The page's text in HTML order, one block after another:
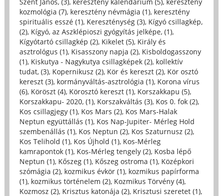
kozmológia (7), keresztény névmágia (1), keresztény
spirituális esszé (1), Kereszténység (3), Kígyó csillagkép,
(2), Kígyó, az Aszklépioszi gyógyítás jelképe, (1),
Kígyótartó csillagkép (2), Kikelet (5), Király és
asztrológus (1), Kisasszony napja (2), Kisboldogasszony
(1), Kiskutya - Nagykutya csillagképek (2), kollektív
tudat, (3), Kopernikusz (2), Kör és kereszt (2), Kör osztó
kereszt (3), kormányváltás-asztrológia (1), Korona vírus
(6), Köröszt (4), Körosztó kereszt (1), Korszakkapu (5),
Korszakkapu- 2020, (1), Korszakváltás (3), Kos 0. fok (2),
Kos csillagjegy (1), Kos Mars (2), Kos Mars-Halak
Neptun együttállás (1), Kos Nap-Jupiter- Mérleg Hold
szembenállás (1), Kos Neptun (2), Kos Szaturnusz (2),
Kos Telihold (1), Kos Újhold (1), Kos-Mérleg
kamrapontok (1), Kos-Mérleg tengely (2), Kosba lépő
Neptun (1), Kőszeg (1), Kőszeg ostroma (1), Középkori
szómágia (2), kozmikus évkör (1), kozmikus papírforma
(1), kozmikus történelem (2), Kozmikus Törvény (4),
Kozmosz (2), Krisztus katonája (2), Krisztusi szeretet (1),